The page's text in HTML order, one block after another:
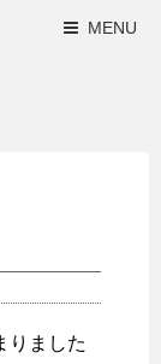
MENU
りました